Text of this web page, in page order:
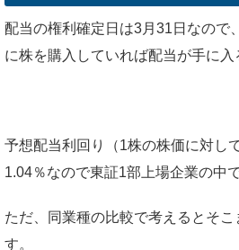
配当の権利確定日は3月31日なので
に株を購入していれば配当が手に入
予想配当利回り（1株の株価に対し
1.04％なので東証1部上場企業の中
ただ、同業種の比較で考えるとそこ
す。